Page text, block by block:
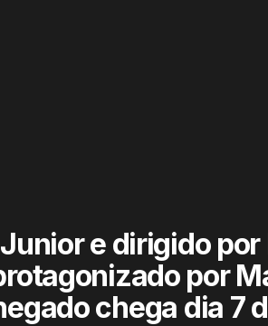
e dirigido
por
chega dia 7